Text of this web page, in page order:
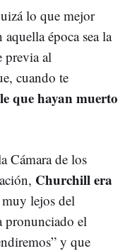
lo que mejor
época sea la
previa al
cuando te
que hayan muerto
Cámara de los
Churchill era
muy lejos del
pronunciado el
y que